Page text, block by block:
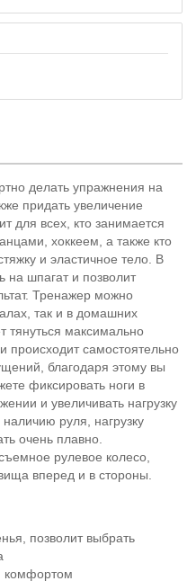
делать упражнения на
придать увеличение
для всех, кто занимается
хоккеем, а также кто
и эластичное тело. В
на шпагат и позволит
Тренажер можно
так и в домашних
тянуться максимально
происходит самостоятельно
благодаря этому вы
фиксировать ноги в
и увеличивать нагрузку
руля, нагрузку
очень плавно.
рулевое колесо,
вперед и в стороны.
позволит выбрать
комфортом